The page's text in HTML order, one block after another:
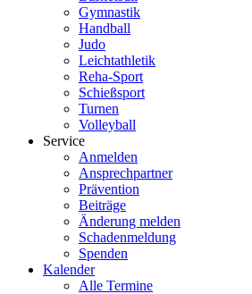
Gymnastik
Handball
Judo
Leichtathletik
Reha-Sport
Schießsport
Turnen
Volleyball
Service
Anmelden
Ansprechpartner
Prävention
Beiträge
Änderung melden
Schadenmeldung
Spenden
Kalender
Alle Termine